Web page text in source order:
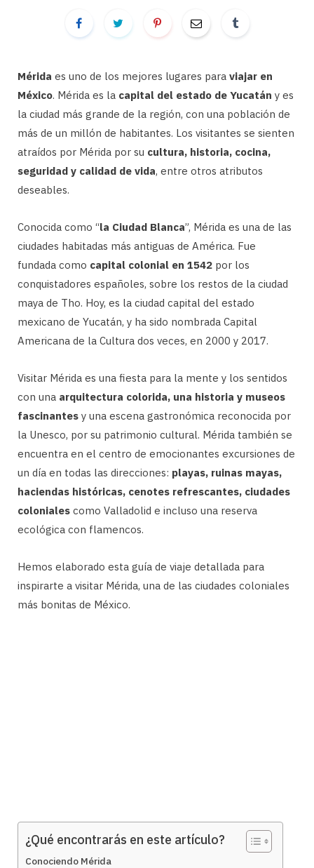
Mérida es uno de los mejores lugares para viajar en
México. Mérida es la capital del estado de Yucatán y es
la ciudad más grande de la región, con una población de
más de un millón de habitantes. Los visitantes se sienten
atraídos por Mérida por su cultura, historia, cocina,
seguridad y calidad de vida, entre otros atributos
deseables.
Conocida como “la Ciudad Blanca”, Mérida es una de las
ciudades habitadas más antiguas de América. Fue
fundada como capital colonial en 1542 por los
conquistadores españoles, sobre los restos de la ciudad
maya de Tho. Hoy, es la ciudad capital del estado
mexicano de Yucatán, y ha sido nombrada Capital
Americana de la Cultura dos veces, en 2000 y 2017.
Visitar Mérida es una fiesta para la mente y los sentidos
con una arquitectura colorida, una historia y museos
fascinantes y una escena gastronómica reconocida por
la Unesco, por su patrimonio cultural. Mérida también se
encuentra en el centro de emocionantes excursiones de
un día en todas las direcciones: playas, ruinas mayas,
haciendas históricas, cenotes refrescantes, ciudades
coloniales como Valladolid e incluso una reserva
ecológica con flamencos.
Hemos elaborado esta guía de viaje detallada para
inspirarte a visitar Mérida, una de las ciudades coloniales
más bonitas de México.
¿Qué encontrarás en este artículo?
Conociendo Mérida